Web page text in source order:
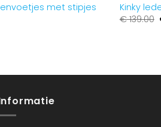
met stipjes
Kinky
€139.00